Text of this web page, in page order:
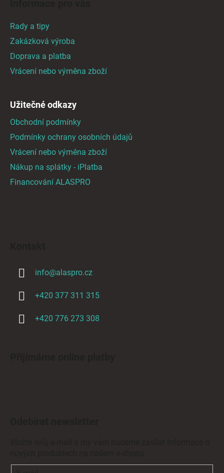
Rady a tipy
Zakázková výroba
Doprava a platba
Vrácení nebo výměna zboží
Užitečné odkazy
Obchodní podmínky
Podmínky ochrany osobních údajů
Vrácení nebo výměna zboží
Nákup na splátky - iPlatba
Financování ALASPRO
info@alaspro.cz
+420 377 311 315
+420 776 273 308